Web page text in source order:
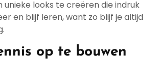
looks te creëren die indruk
en blijf leren, want zo blijf je altijd
op te bouwen